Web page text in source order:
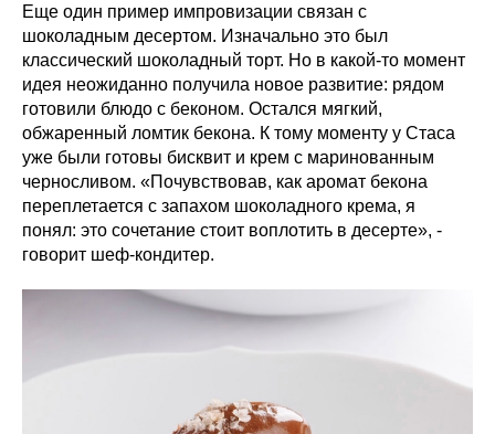
Еще один пример импровизации связан с
шоколадным десертом. Изначально это был
классический шоколадный торт. Но в какой‑то момент
идея неожиданно получила новое развитие: рядом
готовили блюдо с беконом. Остался мягкий,
обжаренный ломтик бекона. К тому моменту у Стаса
уже были готовы бисквит и крем с маринованным
черносливом. «Почувствовав, как аромат бекона
переплетается с запахом шоколадного крема, я
понял: это сочетание стоит воплотить в десерте», -
говорит шеф‑кондитер.